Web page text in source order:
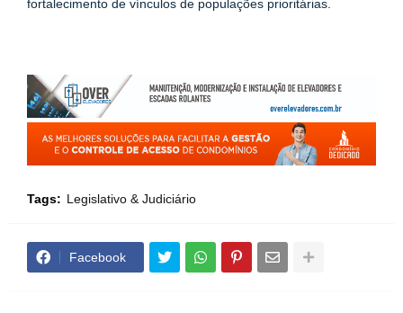
fortalecimento de vínculos de populações prioritárias.
Tags: Legislativo & Judiciário
Facebook